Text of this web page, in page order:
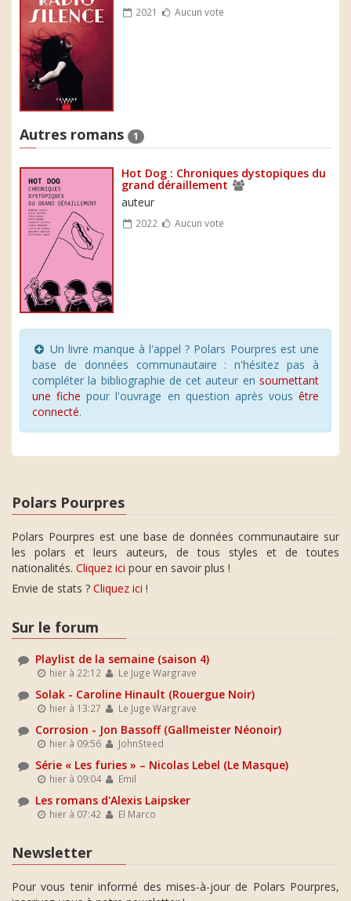
2021 Aucun vote
Autres romans 1
Hot Dog : Chroniques dystopiques du
grand déraillement
auteur
2022 Aucun vote
Un livre manque à l'appel ? Polars Pourpres est une
base de données communautaire : n'hésitez pas à
compléter la bibliographie de cet auteur en soumettant
une fiche pour l'ouvrage en question après vous être
connecté.
Polars Pourpres
Polars Pourpres est une base de données communautaire sur
les polars et leurs auteurs, de tous styles et de toutes
nationalités. Cliquez ici pour en savoir plus !
Envie de stats ? Cliquez ici !
Sur le forum
Playlist de la semaine (saison 4)
hier à 22:12 Le Juge Wargrave
Solak - Caroline Hinault (Rouergue Noir)
hier à 13:27 Le Juge Wargrave
Corrosion - Jon Bassoff (Gallmeister Néonoir)
hier à 09:56 JohnSteed
Série « Les furies » – Nicolas Lebel (Le Masque)
hier à 09:04 Emil
Les romans d'Alexis Laipsker
hier à 07:42 El Marco
Newsletter
Pour vous tenir informé des mises-à-jour de Polars Pourpres,